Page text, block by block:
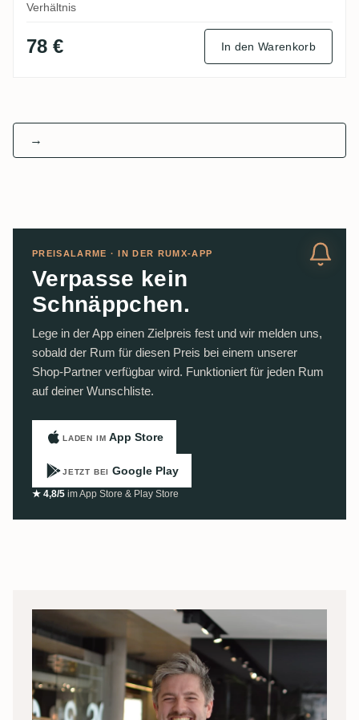
Verhältnis
78 € In den Warenkorb
→
PREISALARME · IN DER RUMX-APP
Verpasse kein
Schnäppchen.
Lege in der App einen Zielpreis fest und wir melden uns,
sobald der Rum für diesen Preis bei einem unserer
Shop-Partner verfügbar wird. Funktioniert für jeden Rum
auf deiner Wunschliste.
LADEN IM App Store
JETZT BEI Google Play
★ 4,8/5 im App Store & Play Store